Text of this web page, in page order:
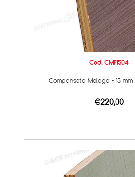
Cod. CMP1504
Compensato Malaga • 15
€220,00